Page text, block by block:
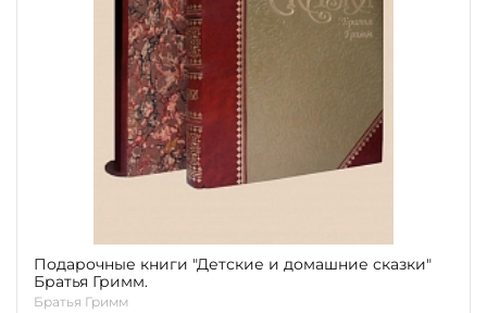
Подарочные книги "Детские и домашние сказки"
Братья Гримм.
Братья Гримм